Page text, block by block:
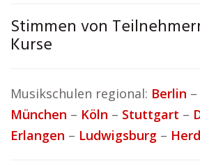
Stimmen von
Kurse
Musikschulen regional: Berlin –
München – Köln – Stuttgart –
Erlangen – Ludwigsburg –